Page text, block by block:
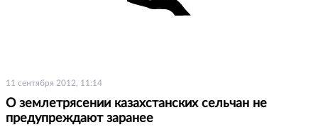
11 сентября 2012, 11:14
О землетрясении казахстанских сельчан не
предупреждают заранее